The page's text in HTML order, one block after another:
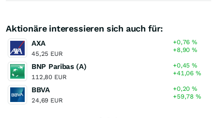
Aktionäre interessieren sich auch für:
AXA
45,25 EUR
+0,76%
+8,90%
BNP Paribas (A)
112,80 EUR
+0,45%
+41,06%
BBVA
24,69 EUR
+0,20%
+59,78%